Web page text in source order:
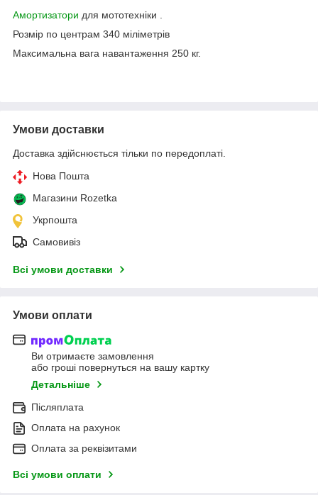
Амортизатори для мототехніки .
Розмір по центрам 340 міліметрів
Максимальна вага навантаження 250 кг.
Умови доставки
Доставка здійснюється тільки по передоплаті.
Нова Пошта
Магазини Rozetka
Укрпошта
Самовивіз
Всі умови доставки
Умови оплати
Ви отримаєте замовлення
або гроші повернуться на вашу картку
Детальніше
Післяплата
Оплата на рахунок
Оплата за реквізитами
Всі умови оплати